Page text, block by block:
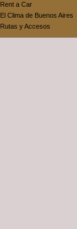
Rent a Car
El Clima de Buenos Aires
Rutas y Accesos